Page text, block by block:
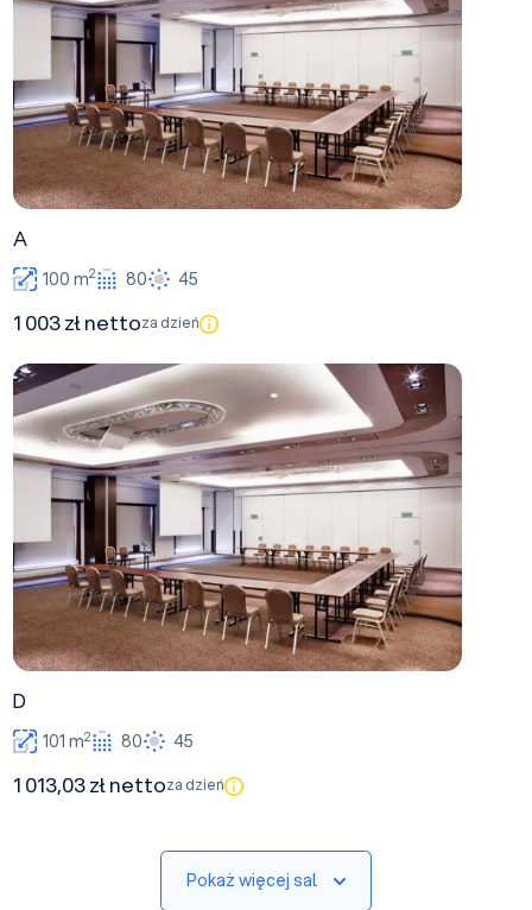
A
100 m2 80 45
1 003 zł nettoza dzień
D
D
101 m2 80 45
1 013,03 zł nettoza dzień
Pokaż więcej sal